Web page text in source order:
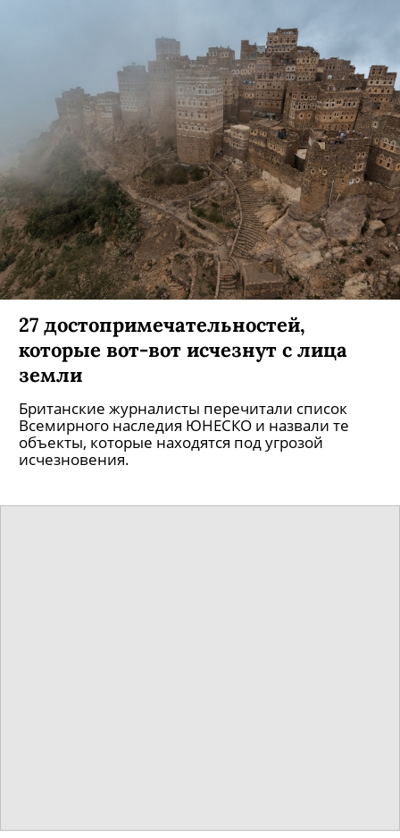
27 достопримечательностей,
которые вот-вот исчезнут с лица
земли
Британские журналисты перечитали список
Всемирного наследия ЮНЕСКО и назвали те
объекты, которые находятся под угрозой
исчезновения.